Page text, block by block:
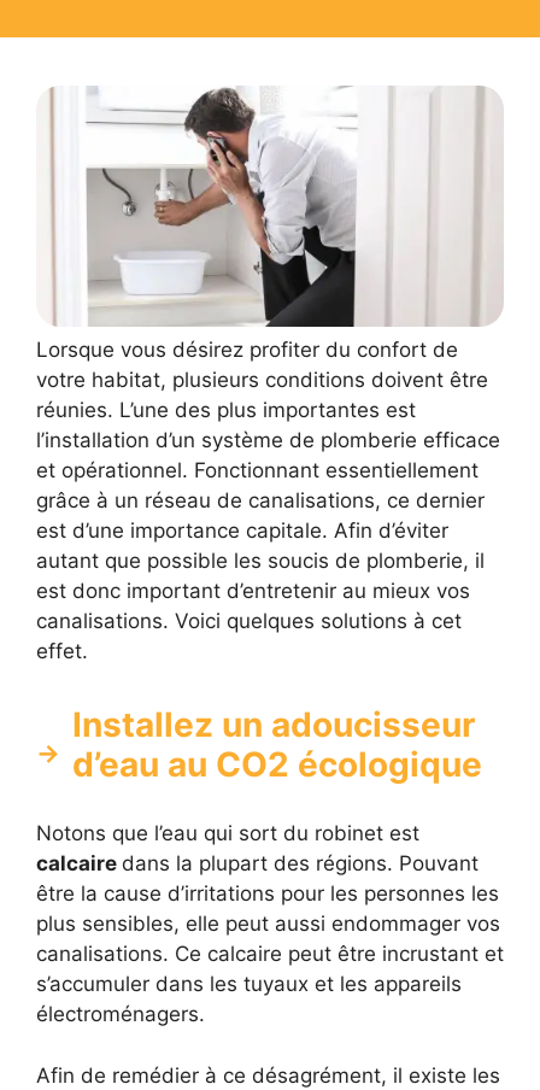
Lorsque vous désirez profiter du confort de
votre habitat, plusieurs conditions doivent être
réunies. L’une des plus importantes est
l’installation d’un système de plomberie efficace
et opérationnel. Fonctionnant essentiellement
grâce à un réseau de canalisations, ce dernier
est d’une importance capitale. Afin d’éviter
autant que possible les soucis de plomberie, il
est donc important d’entretenir au mieux vos
canalisations. Voici quelques solutions à cet
effet.
Installez un adoucisseur
d’eau au CO2 écologique
Notons que l’eau qui sort du robinet est
calcaire dans la plupart des régions. Pouvant
être la cause d’irritations pour les personnes les
plus sensibles, elle peut aussi endommager vos
canalisations. Ce calcaire peut être incrustant et
s’accumuler dans les tuyaux et les appareils
électroménagers.
Afin de remédier à ce désagrément, il existe les